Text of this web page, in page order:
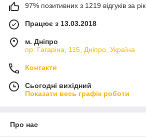
97% позитивних з 1219 відгуків за рік
Працює з 13.03.2018
м. Дніпро
пр. Гагаріна, 115, Дніпро, Україна
Контакти
Сьогодні вихідний
Показати весь графік роботи
Про нас